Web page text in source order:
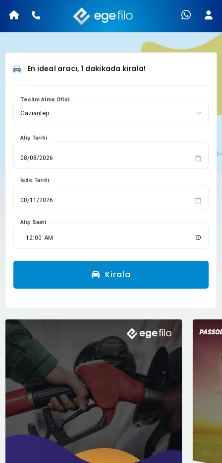
En ideal aracı, 1 dakikada kirala!
Teslim Alma Ofisi
Alış Tarihi
İade Tarihi
Alış Saati
Kirala